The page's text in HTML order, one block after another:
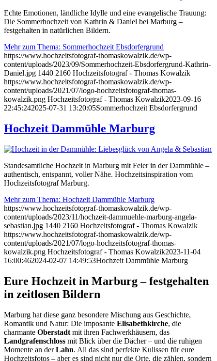
Echte Emotionen, ländliche Idylle und eine evangelische Trauung:
Die Sommerhochzeit von Kathrin & Daniel bei Marburg –
festgehalten in natürlichen Bildern.
Mehr zum Thema: Sommerhochzeit Ebsdorfergrund
https://www.hochzeitsfotograf-thomaskowalzik.de/wp-
content/uploads/2023/09/Sommerhochzeit-Ebsdorfergrund-Kathrin-
Daniel.jpg 1440 2160 Hochzeitsfotograf - Thomas Kowalzik
https://www.hochzeitsfotograf-thomaskowalzik.de/wp-
content/uploads/2021/07/logo-hochzeitsfotograf-thomas-
kowalzik.png Hochzeitsfotograf - Thomas Kowalzik2023-09-16
22:45:242025-07-31 13:20:05Sommerhochzeit Ebsdorfergrund
Hochzeit Dammühle Marburg
Standesamtliche Hochzeit in Marburg mit Feier in der Dammühle –
authentisch, entspannt, voller Nähe. Hochzeitsinspiration vom
Hochzeitsfotograf Marburg.
Mehr zum Thema: Hochzeit Dammühle Marburg
https://www.hochzeitsfotograf-thomaskowalzik.de/wp-
content/uploads/2023/11/hochzeit-dammuehle-marburg-angela-
sebastian.jpg 1440 2160 Hochzeitsfotograf - Thomas Kowalzik
https://www.hochzeitsfotograf-thomaskowalzik.de/wp-
content/uploads/2021/07/logo-hochzeitsfotograf-thomas-
kowalzik.png Hochzeitsfotograf - Thomas Kowalzik2023-11-04
16:00:462024-02-07 14:49:53Hochzeit Dammühle Marburg
Eure Hochzeit in Marburg – festgehalten
in zeitlosen Bildern
Marburg hat diese ganz besondere Mischung aus Geschichte,
Romantik und Natur: Die imposante Elisabethkirche, die
charmante Oberstadt mit ihren Fachwerkhäusern, das
Landgrafenschloss mit Blick über die Dächer – und die ruhigen
Momente an derLahn. All das sind perfekte Kulissen für eure
Hochzeitsfotos – aber es sind nicht nur die Orte, die zählen, sondern